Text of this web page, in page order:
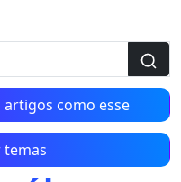
artigos como esse
temas